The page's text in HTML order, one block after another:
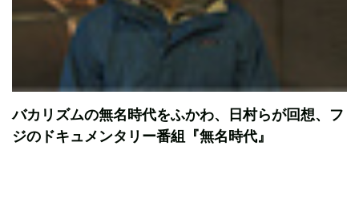
バカリズムの無名時代をふかわ、日村らが回想、フ
ジのドキュメンタリー番組『無名時代』